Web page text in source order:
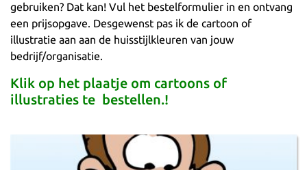
gebruiken? Dat kan! Vul het bestelformulier in en ontvang
een prijsopgave. Desgewenst pas ik de cartoon of
illustratie aan aan de huisstijlkleuren van jouw
bedrijf/organisatie.
Klik op het plaatje om cartoons of
illustraties te bestellen.!